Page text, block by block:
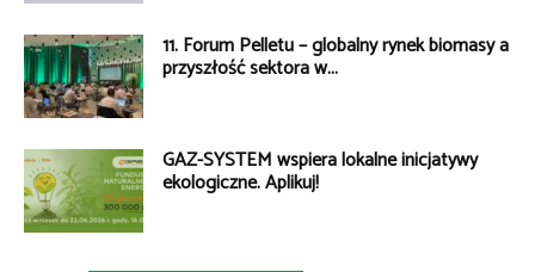
11. Forum Pelletu – globalny rynek biomasy a
przyszłość sektora w...
GAZ-SYSTEM wspiera lokalne inicjatywy
ekologiczne. Aplikuj!